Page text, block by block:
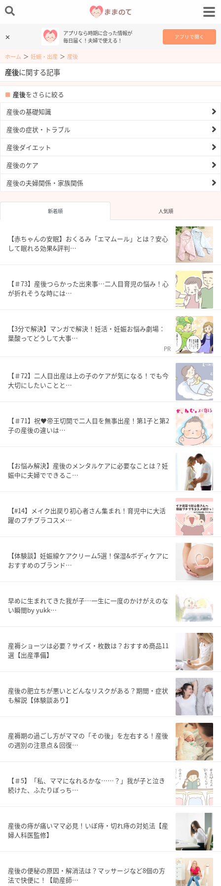
✕
アプリなら時期に合った情報が
毎日届く！夫婦で使える！
アプリで開く
ホーム ＞ 妊娠・出産 ＞ 産後
産後に関する記事
産後をさらに絞る
産後の基礎知識
産後の症状・トラブル
産後ダイエット
産後のケア
産後の夫婦関係・家族関係
新着順 人気順
【赤ちゃんの安眠】おくるみ「エマムール」とは？安心
して眠れる効果&評判…
【＃73】産後つらかった出来事…二人目育児の悩み！心
が折れそうな時には…
【3分で解決】マンガで解決！妊活・妊娠お悩み劇場：
葉酸ってどうして大事…
PR
【＃72】二人目出産は上の子のケアが気になる！でも今
大切にしたいことと…
【＃71】祝♥帝王切開で二人目を無事出産！第1子と第2
子の産後の違いは…
【お悩み解決】産後のメンタルケアに必要なことは？妊
娠中に夫婦でできるこ…
【#14】メイク出戻り初心者さん集まれ！育児中に大活
躍のプチプラコスメ…
【体験談】妊娠線ケアクリーム5選！保湿&ボディケアに
おすすめのブランド…
早めに生まれてきた我が子…一生に一度のかけがえのな
い瞬間by yukk…
産褥ショーツは必要？サイズ・枚数は？おすすめ商品11
選【出産準備】
産後の肥立ちが悪いとどんなリスクがある？期間・症状
も解説【体験談あり】
産褥期の過ごし方がママの「その後」を左右する！産後
の週別の注意点＆回復…
【＃5】「私、ママになれるかな……？」我が子と泣き
続けた、ふたりぼっち…
産後の痔が痛いママ必見！いぼ痔・切れ痔の対処法【産
婦人科医監修】
産後の便秘の原因・解消法は？マッサージなど8個の方
法で快便に！【助産師…